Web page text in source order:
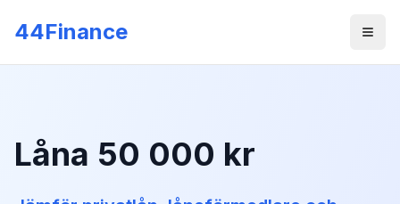
44Finance
Låna 50 000 kr